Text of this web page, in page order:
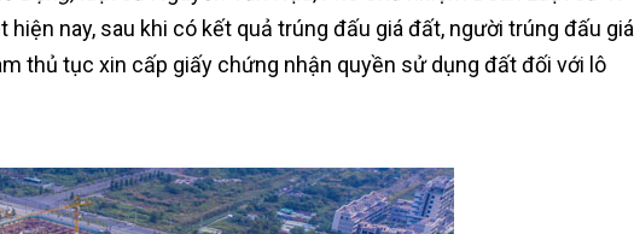
hiện nay, sau khi có kết quả trúng đấu giá đất, người trúng đấu giá
thủ tục xin cấp giấy chứng nhận quyền sử dụng đất đối với lô